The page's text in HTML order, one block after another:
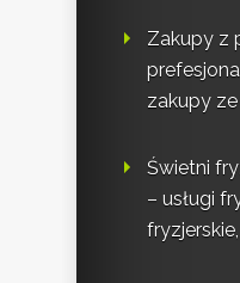
Zakupy z
zakupy
Świetni
– usługi